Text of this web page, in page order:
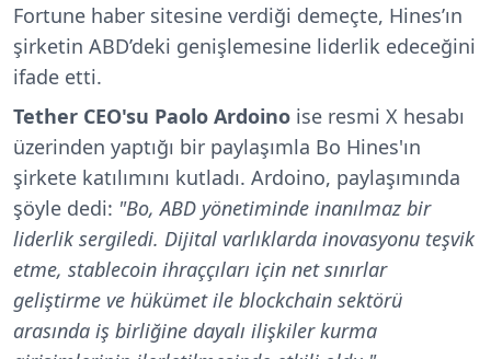
Fortune haber sitesine verdiği demeçte, Hines’ın
şirketin ABD’deki genişlemesine liderlik edeceğini
ifade etti.
Tether CEO'su Paolo Ardoino ise resmi X hesabı
üzerinden yaptığı bir paylaşımla Bo Hines'ın
şirkete katılımını kutladı. Ardoino, paylaşımında
şöyle dedi: "Bo, ABD yönetiminde inanılmaz bir
liderlik sergiledi. Dijital varlıklarda inovasyonu teşvik
etme, stablecoin ihraççıları için net sınırlar
geliştirme ve hükümet ile blockchain sektörü
arasında iş birliğine dayalı ilişkiler kurma